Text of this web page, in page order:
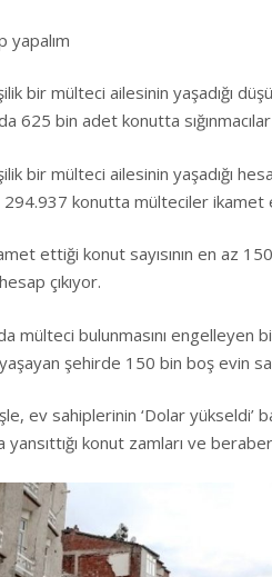
yapalım
bir mülteci ailesinin yaşadığı
625 bin adet konutta
bir mülteci ailesinin yaşadığı
294.937 konutta mülteciler ikamet
ettiği konut sayısının en az
çıkıyor.
mülteci bulunmasını engelleyen
yaşayan şehirde 150 bin boş evin
ev sahiplerinin ‘Dolar yükseldi’
konut zamları ve